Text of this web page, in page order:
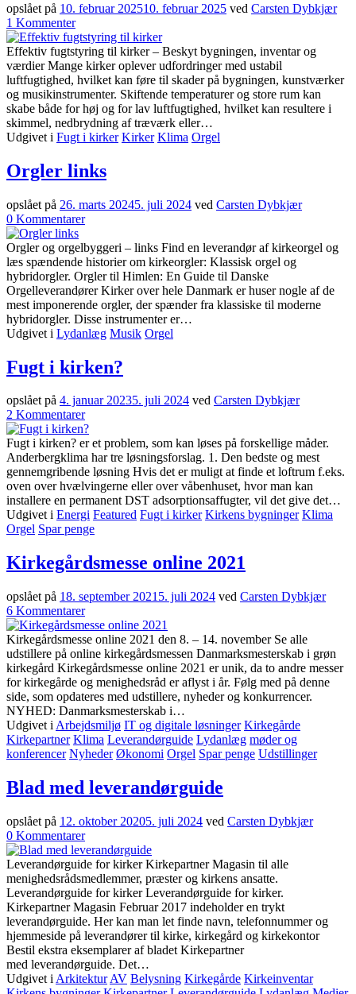
opslået på 10. februar 202510. februar 2025 ved Carsten Dybkjær
1 KommenterEffektiv
fugtstyring
til
kirker
Effektiv fugtstyring til kirker – Beskyt bygningen, inventar og
værdier Mange kirker oplever udfordringer med ustabil
luftfugtighed, hvilket kan føre til skader på bygningen, kunstværker
og musikinstrumenter. Skiftende temperaturer og store rum kan
skabe både for høj og for lav luftfugtighed, hvilket kan resultere i
skimmel, nedbrydning af træværk eller…
Udgivet i Fugt i kirker Kirker Klima Orgel
Orgler links
opslået på 26. marts 20245. juli 2024 ved Carsten Dybkjær
0 Kommentarertil
links
Orgler og orgelbyggeri – links Find en leverandør af kirkeorgel og
læs spændende historier om kirkeorgler: Klassisk orgel og
hybridorgler. Orgler til Himlen: En Guide til Danske
Orgelleverandører Kirker over hele Danmark er huser nogle af de
mest imponerende orgler, der spænder fra klassiske til moderne
hybridorgler. Disse instrumenter er…
Udgivet i Lydanlæg Musik Orgel
Fugt i kirken?
opslået på 4. januar 20235. juli 2024 ved Carsten Dybkjær
2 Kommentarertil
Fugt
i
kirken?
Fugt i kirken? er et problem, som kan løses på forskellige måder.
Anderbergklima har tre løsningsforslag. 1. Den bedste og mest
gennemgribende løsning Hvis det er muligt at finde et loftrum f.eks.
oven over hvælvingerne eller over våbenhuset, hvor man kan
installere en permanent DST adsorptionsaffugter, vil det give det…
Udgivet i Energi Featured Fugt i kirker Kirkens bygninger Klima
Orgel Spar penge
Kirkegårdsmesse online 2021
opslået på 18. september 2021 5. juli 2024 ved Carsten Dybkjær
6 Kommentarertil
Kirkegårdsmesse
online
2021
Kirkegårdsmesse online 2021 den 8. – 14. november Se alle
udstillere på online kirkegårdsmessen Danmarksmesterskab i grøn
kirkegård Kirkegårdsmesse online 2021 er unik, da to andre messer
for kirkegårde og menighedsråd er aflyst i år. Følg med på denne
side, som opdateres med udstillere, nyheder og konkurrencer.
NYHED: Danmarksmesterskab i…
Udgivet i Arbejdsmiljø IT og digitale løsninger Kirkegårde
Kirkepartner Klima Leverandørguide Lydanlæg møder og
konferencer Nyheder Økonomi Orgel Spar penge Udstillinger
Blad med leverandørguide
opslået på 12. oktober 20205. juli 2024 ved Carsten Dybkjær
0 Kommentarertil
Blad
med
leverandørguide
Leverandørguide for kirker Kirkepartner Magasin til alle
menighedsrådsmedlemmer, præster og kirkens ansatte.
Leverandørguide for kirker Leverandørguide for kirker.
Kirkepartner Magasin Februar 2017 indeholder en trykt
leverandørguide. Her kan man let finde navn, telefonnummer og
hjemmeside på leverandører til kirke, kirkegård og kirkekontor
Bestil ekstra eksemplarer af bladet Kirkepartner
med leverandørguide. Det…
Udgivet i Arkitektur AV Belysning Kirkegårde Kirkeinventar